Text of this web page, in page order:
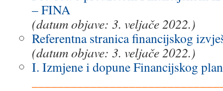
– FINA
(datum objave: 3. veljače 2022.)
Referentna stranica financijskog
(datum objave: 3. veljače 2022.)
I. Izmjene i dopune Financijskog